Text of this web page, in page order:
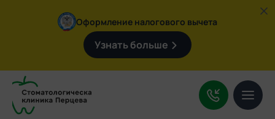
Оформление налогового вычета
Узнать больше
Услуги
О клинике